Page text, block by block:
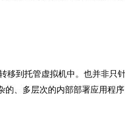
移到托管虚拟机中。也并非只
、多层次的内部部署应用程